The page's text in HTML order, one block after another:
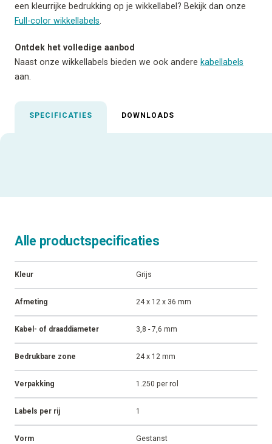
een kleurrijke bedrukking op je wikkellabel? Bekijk dan onze
Full-color wikkellabels
Ontdek het volledige aanbod
Naast onze wikkellabels bieden we ook andere kabellabels
aan.
SPECIFICATIES DOWNLOADS
Alle productspecificaties
Kleur Grijs
Afmeting 24 x 12 x 36 mm
Kabel- of draaddiameter 3,8 - 7,6 mm
Bedrukbare zone 24 x 12 mm
Verpakking 1.250 per rol
Labels per rij 1
Vorm Gestanst